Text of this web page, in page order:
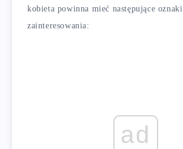
kobieta powinna mieć następujące oznaki
zainteresowania:
ad